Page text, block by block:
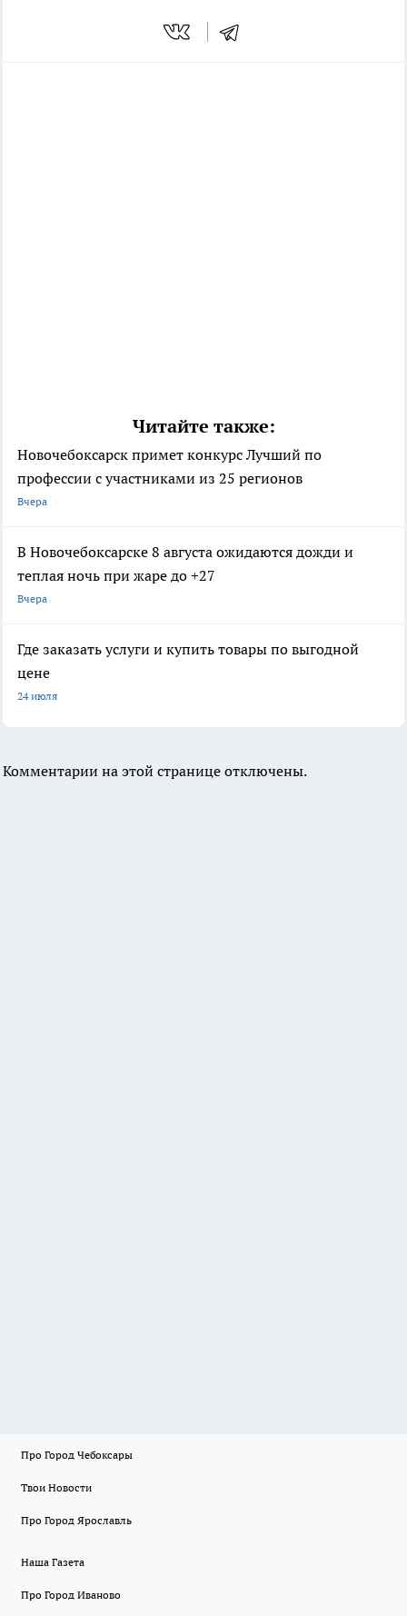
Читайте также:
Новочебоксарск примет конкурс Лучший по
профессии с участниками из 25 регионов
Вчера
В Новочебоксарске 8 августа ожидаются дожди и
теплая ночь при жаре до +27
Вчера
Где заказать услуги и купить товары по выгодной
цене
24 июля
Комментарии на этой странице отключены.
Про Город Чебоксары
Твои Новости
Про Город Ярославль
Наша Газета
Про Город Иваново